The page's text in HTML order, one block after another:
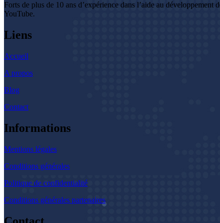
Forts de plus de 10 ans d’expérience dans l’aide au
YouTube.
Liens
Accueil
A propos
Blog
Contact
Informations
Mentions légales
Conditions générales
Politique de confidentialité
Conditions générales partenaires